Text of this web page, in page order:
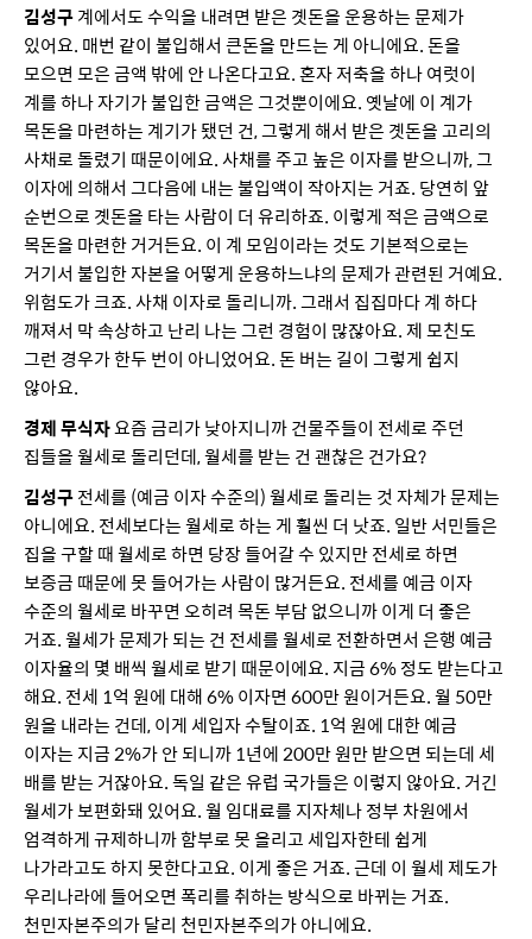
김성구계에서도 수익을 내려면 받은 곗돈을 운용하는 문제가
있어요. 매번 같이 불입해서 큰돈을 만드는 게 아니에요. 돈을
모으면 모은 금액 밖에 안 나온다고요. 혼자 저축을 하나 여럿이
계를 하나 자기가 불입한 금액은 그것뿐이에요. 옛날에 이 계가
목돈을 마련하는 계기가 됐던 건, 그렇게 해서 받은 곗돈을 고리의
사채로 돌렸기 때문이에요. 사채를 주고 높은 이자를 받으니까, 그
이자에 의해서 그다음에 내는 불입액이 작아지는 거죠. 당연히 앞
순번으로 곗돈을 타는 사람이 더 유리하죠. 이렇게 적은 금액으로
목돈을 마련한 거거든요. 이 계 모임이라는 것도 기본적으로는
거기서 불입한 자본을 어떻게 운용하느냐의 문제가 관련된 거예요.
위험도가 크죠. 사채 이자로 돌리니까. 그래서 집집마다 계 하다
깨져서 막 속상하고 난리 나는 그런 경험이 많잖아요. 제 모친도
그런 경우가 한두 번이 아니었어요. 돈 버는 길이 그렇게 쉽지
않아요.
경제 무식자요즘 금리가 낮아지니까 건물주들이 전세로 주던
집들을 월세로 돌리던데, 월세를 받는 건 괜찮은 건가요?
김성구전세를 (예금 이자 수준의) 월세로 돌리는 것 자체가 문제는
아니에요. 전세보다는 월세로 하는 게 훨씬 더 낫죠. 일반 서민들은
집을 구할 때 월세로 하면 당장 들어갈 수 있지만 전세로 하면
보증금 때문에 못 들어가는 사람이 많거든요. 전세를 예금 이자
수준의 월세로 바꾸면 오히려 목돈 부담 없으니까 이게 더 좋은
거죠. 월세가 문제가 되는 건 전세를 월세로 전환하면서 은행 예금
이자율의 몇 배씩 월세로 받기 때문이에요. 지금 6% 정도 받는다고
해요. 전세 1억 원에 대해 6% 이자면 600만 원이거든요. 월 50만
원을 내라는 건데, 이게 세입자 수탈이죠. 1억 원에 대한 예금
이자는 지금 2%가 안 되니까 1년에 200만 원만 받으면 되는데 세
배를 받는 거잖아요. 독일 같은 유럽 국가들은 이렇지 않아요. 거긴
월세가 보편화돼 있어요. 월 임대료를 지자체나 정부 차원에서
엄격하게 규제하니까 함부로 못 올리고 세입자한테 쉽게
나가라고도 하지 못한다고요. 이게 좋은 거죠. 근데 이 월세 제도가
우리나라에 들어오면 폭리를 취하는 방식으로 바뀌는 거죠.
천민자본주의가 달리 천민자본주의가 아니에요.